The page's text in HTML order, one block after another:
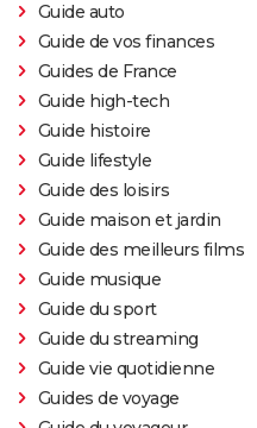
Guide auto
Guide de vos finances
Guides de France
Guide high-tech
Guide histoire
Guide lifestyle
Guide des loisirs
Guide maison et jardin
Guide des meilleurs films
Guide musique
Guide du sport
Guide du streaming
Guide vie quotidienne
Guides de voyage